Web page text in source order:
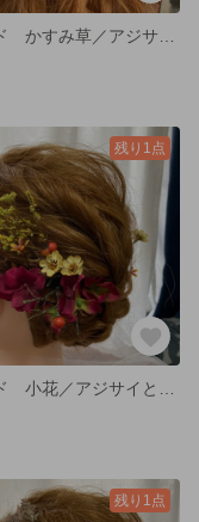
残り1点
残り1点